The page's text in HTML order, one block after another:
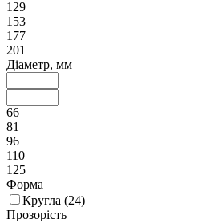
129
153
177
201
Діаметр, мм
66
81
96
110
125
Форма
Кругла (24)
Прозорість